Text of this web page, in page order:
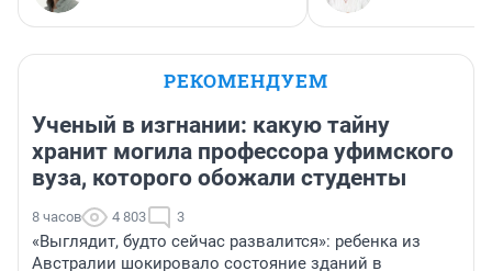
РЕКОМЕНДУЕМ
Ученый в изгнании: какую тайну
хранит могила профессора уфимского
вуза, которого обожали студенты
8 часов 4 803 3
«Выглядит, будто сейчас развалится»: ребенка из
Австралии шокировало состояние зданий в